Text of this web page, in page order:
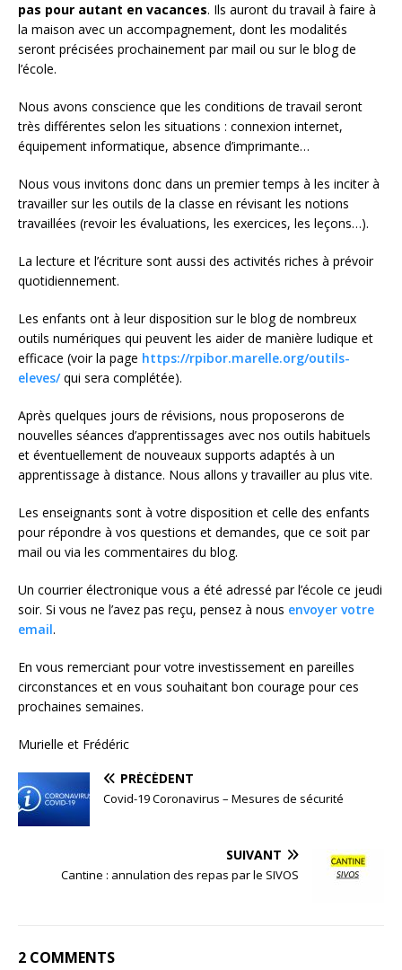
pas pour autant en vacances. Ils auront du travail à faire à
la maison avec un accompagnement, dont les modalités
seront précisées prochainement par mail ou sur le blog de
l’école.
Nous avons conscience que les conditions de travail seront
très différentes selon les situations : connexion internet,
équipement informatique, absence d’imprimante…
Nous vous invitons donc dans un premier temps à les inciter à
travailler sur les outils de la classe en révisant les notions
travaillées (revoir les évaluations, les exercices, les leçons…).
La lecture et l’écriture sont aussi des activités riches à prévoir
quotidiennement.
Les enfants ont à leur disposition sur le blog de nombreux
outils numériques qui peuvent les aider de manière ludique et
efficace (voir la page https://rpibor.marelle.org/outils-
eleves/qui sera complétée).
Après quelques jours de révisions, nous proposerons de
nouvelles séances d’apprentissages avec nos outils habituels
et éventuellement de nouveaux supports adaptés à un
apprentissage à distance. Nous allons y travailler au plus vite.
Les enseignants sont à votre disposition et celle des enfants
pour répondre à vos questions et demandes, que ce soit par
mail ou via les commentaires du blog.
Un courrier électronique vous a été adressé par l’école ce jeudi
soir. Si vous ne l’avez pas reçu, pensez à nous envoyer votre
email.
En vous remerciant pour votre investissement en pareilles
circonstances et en vous souhaitant bon courage pour ces
prochaines semaines.
Murielle et Frédéric
PRÉCÉDENT
Covid-19 Coronavirus – Mesures de sécurité
SUIVANT
Cantine : annulation des repas par le SIVOS
2 COMMENTS